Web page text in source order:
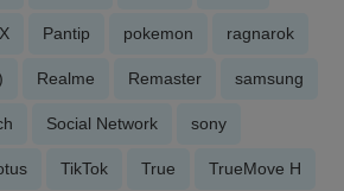
Pantip pokemon ragnarok
Realme Remaster samsung
Social Network sony
TikTok True TrueMove H